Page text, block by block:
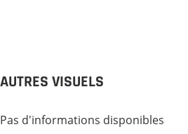
AUTRES VISUELS
Pas d'informations disponibles